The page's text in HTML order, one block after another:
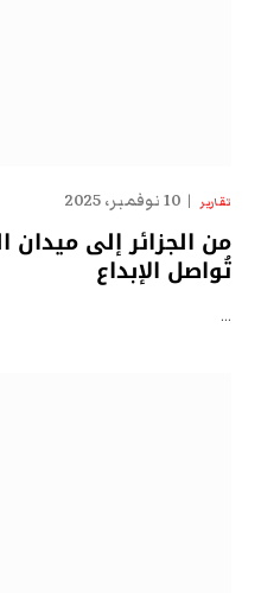
تقارير 10 نوفمبر، 2025
من الجزائر إلى ميدان
تُواصل الإبداع
…